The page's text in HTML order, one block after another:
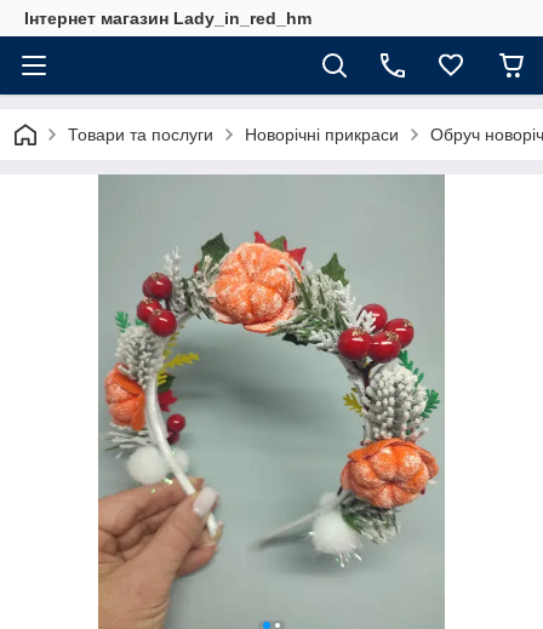
Інтернет магазин Lady_in_red_hm
Товари та послуги Новорічні прикраси Обруч